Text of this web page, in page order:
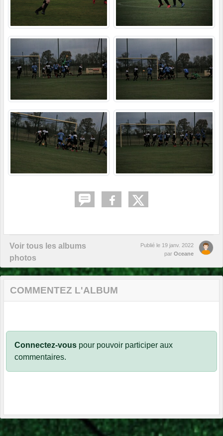
Voir tous les albums
photos
Publié le 19 janv. 2022
par Oceane
COMMENTEZ L'ALBUM
Connectez-vous pour pouvoir participer aux
commentaires.